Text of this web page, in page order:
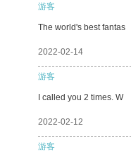
游客
The world's best fantas
2022-02-14
游客
I called you 2 times. W
2022-02-12
游客